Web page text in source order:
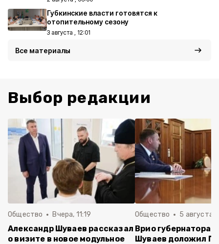
Губкинские власти готовятся к
отопительному сезону
3 августа , 12:01
Все материалы
Выбор редакции
Общество Вчера, 11:19
Александр Шуваев рассказал
о визите в новое модульное
Общество 5 августа ,
Врио губернатора
Шуваев доложил